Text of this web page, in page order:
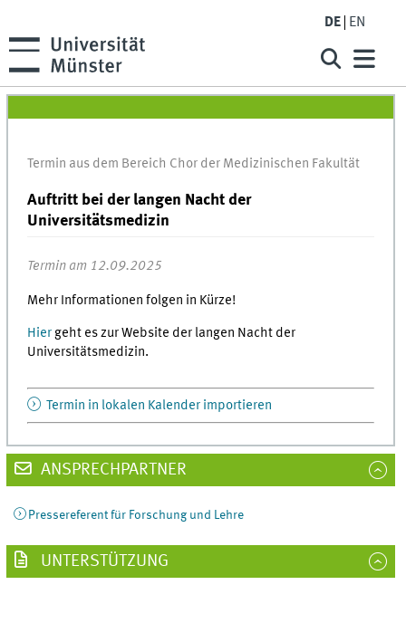
DE EN
Termin aus dem Bereich Chor der Medizinischen Fakultät
Auftritt bei der langen Nacht der
Universitätsmedizin
Termin am 12.09.2025
Mehr Informationen folgen in Kürze!
Hiergeht es zur Website der langen Nacht der
Universitätsmedizin.
Termin in lokalen Kalender importieren
ANSPRECHPARTNER
Pressereferent für Forschung und Lehre
UNTERSTÜTZUNG